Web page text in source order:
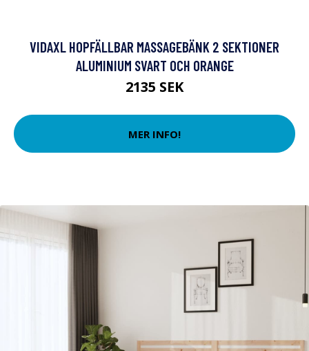
VIDAXL HOPFÄLLBAR MASSAGEBÄNK 2 SEKTIONER
ALUMINIUM SVART OCH ORANGE
2135 SEK
MER INFO!